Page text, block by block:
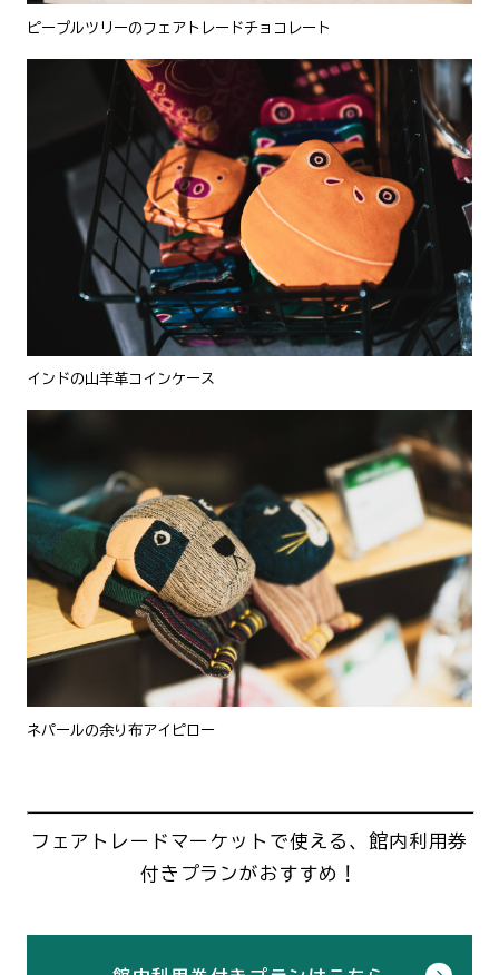
ピープルツリーのフェアトレードチョコレート
インドの山羊革コインケース
ネパールの余り布アイピロー
フェアトレードマーケットで使える、館内利用券
付きプランがおすすめ！